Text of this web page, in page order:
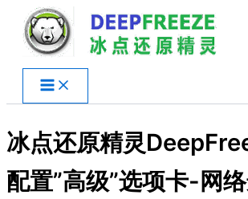
冰点还原精灵
配置”高级”选项卡-网